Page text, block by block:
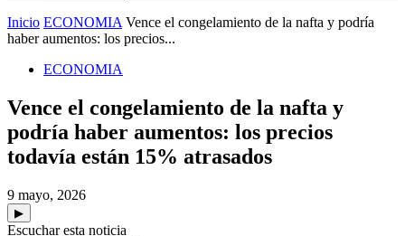
Inicio ECONOMIA Vence el congelamiento de la nafta y podría
haber aumentos: los precios...
ECONOMIA
Vence el congelamiento de la nafta y
podría haber aumentos: los precios
todavía están 15% atrasados
9 mayo, 2026
▶
Escuchar esta noticia